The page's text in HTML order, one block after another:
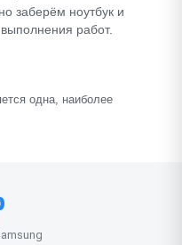
заберём ноутбук и
работ.
одна, наиболее